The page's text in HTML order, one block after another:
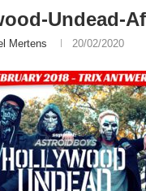
Undead-
Mertens 20/02/2020